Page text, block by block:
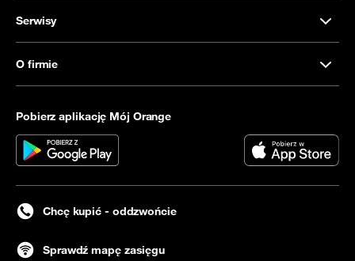
Serwisy
O firmie
Pobierz aplikację Mój Orange
Chcę kupić - oddzwońcie
Sprawdź mapę zasięgu